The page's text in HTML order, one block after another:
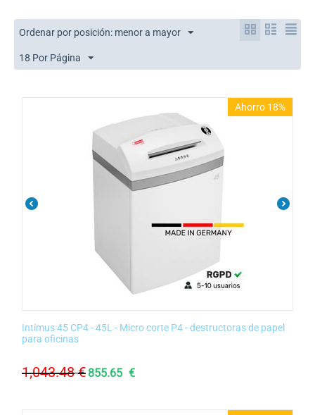
Ordenar por posición: menor a mayor
18 Por Página
Ahorro 18%
Intimus 45 CP4 - 45L - Micro corte P4 - destructoras de papel
para oficinas
1,043.48 € 855.65 €